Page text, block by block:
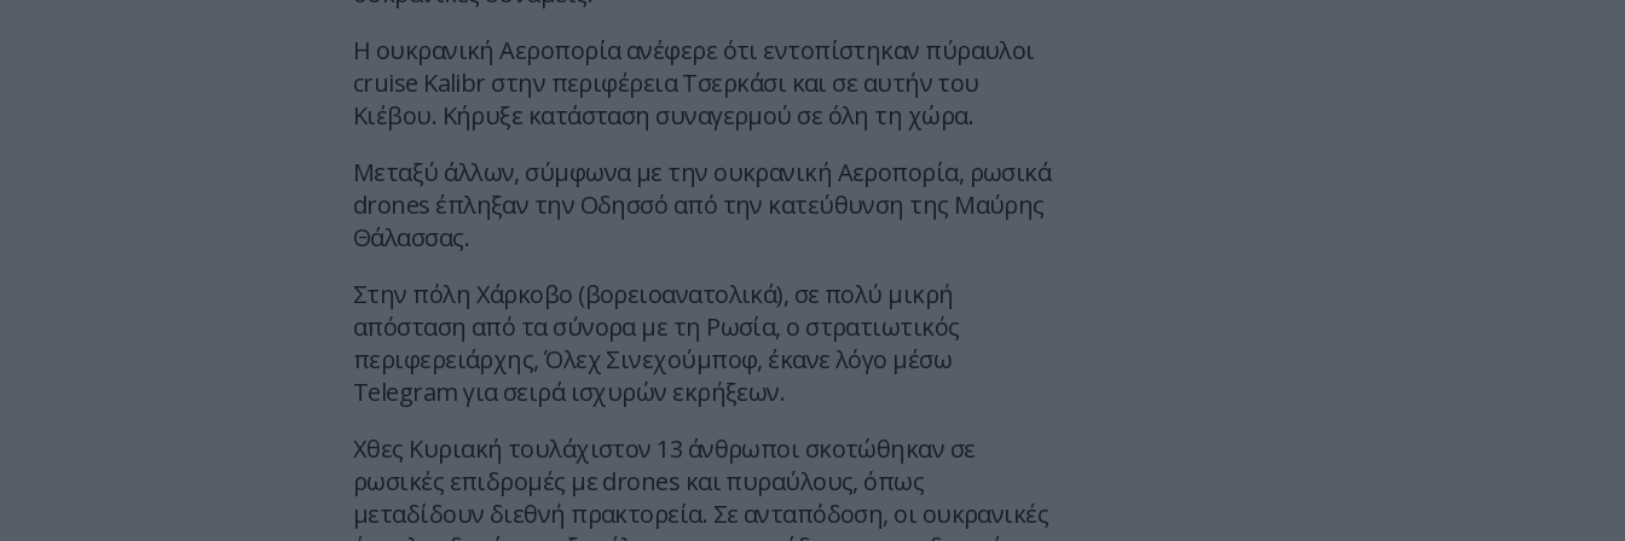
Η ουκρανική Αεροπορία ανέφερε ότι εντοπίστηκαν πύραυλοι
cruise Kalibr στην περιφέρεια Τσερκάσι και σε αυτήν του
Κιέβου. Κήρυξε κατάσταση συναγερμού σε όλη τη χώρα.
Μεταξύ άλλων, σύμφωνα με την ουκρανική Αεροπορία, ρωσικά
drones έπληξαν την Οδησσό από την κατεύθυνση της Μαύρης
Θάλασσας.
Στην πόλη Χάρκοβο (βορειοανατολικά), σε πολύ μικρή
απόσταση από τα σύνορα με τη Ρωσία, ο στρατιωτικός
περιφερειάρχης, Όλεχ Σινεχούμποφ, έκανε λόγο μέσω
Telegram για σειρά ισχυρών εκρήξεων.
Χθες Κυριακή τουλάχιστον 13 άνθρωποι σκοτώθηκαν σε
ρωσικές επιδρομές με drones και πυραύλους, όπως
μεταδίδουν διεθνή πρακτορεία. Σε ανταπόδοση, οι ουκρανικές